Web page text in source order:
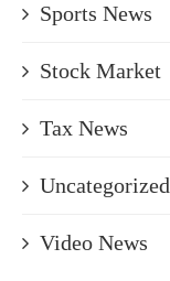
Sports News
Stock Market
Tax News
Uncategorized
Video News